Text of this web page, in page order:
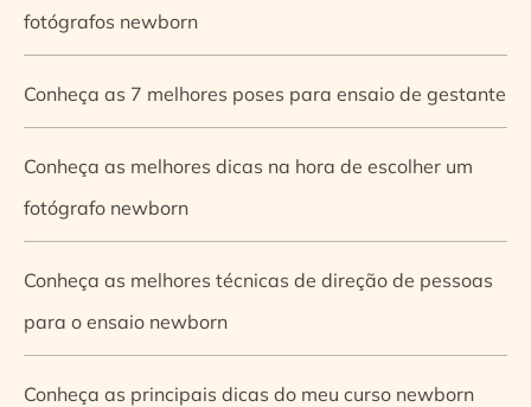
fotógrafos newborn
Conheça as 7 melhores poses para ensaio de gestante
Conheça as melhores dicas na hora de escolher um
fotógrafo newborn
Conheça as melhores técnicas de direção de pessoas
para o ensaio newborn
Conheça as principais dicas do meu curso newborn